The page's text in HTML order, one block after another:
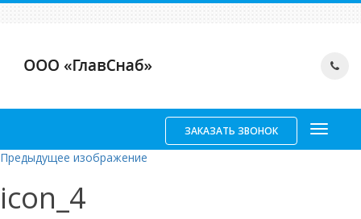
ЗАКАЗАТЬ ЗВОНОК
Предыдущее изображение
icon_4